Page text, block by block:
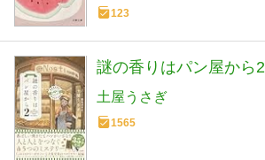
123
謎の香りはパン屋から2
土屋うさぎ
1565